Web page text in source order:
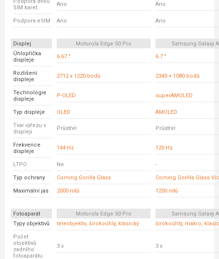
SIM karet
Ano Ano
Podpora eSIM Ano Ano
Displej Motorola Edge 50 Pro
Samsung Galaxy
Úhlopříčka
displeje
6.67 " 6.7 "
Rozlišení
displeje
2712 x 1220 bodů 2340 × 1080 bodů
Technologie
displeje
P-OLED superAMOLED
Typ displeje OLED AMOLED
Tvar výřezu v
displeji
Průstřel Průstřel
Frekvence
displeje
144 Hz 120 Hz
LTPO Ne -
Typ ochrany Corning Gorilla Glass Corning Gorilla Glass
Maximální jas 2000 nitů 1200 nitů
Fotoaparát Motorola Edge 50 Pro
Samsung Galaxy
Typy objektivů
teleobjektiv, širokoúhlý, klasický širokoúhlý, makro,
Počet
objektivů
zadního
fotoaparátu
3 x 3 x